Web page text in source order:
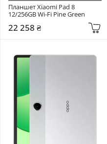
Планшет Xiaomi Pad 8
12/256GB Wi-Fi Pine Green
22 258 ₴